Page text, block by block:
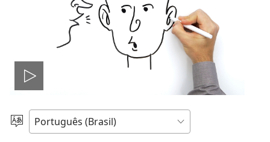
Reproduzir
vídeo
Escolher
idioma